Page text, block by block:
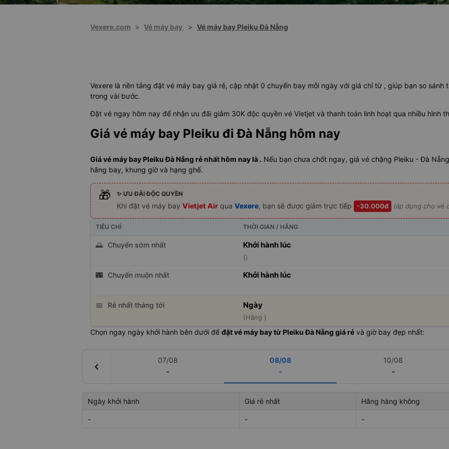
Vexere.com > Vé máy bay > Vé máy bay Pleiku Đà Nẵng
Vexere là nền tảng đặt vé máy bay giá rẻ, cập nhật 0 chuyến bay mỗi ngày với giá chỉ từ , giúp bạn so sánh
trong vài bước.
Đặt vé ngay hôm nay để nhận ưu đãi giảm 30K độc quyền vé Vietjet và thanh toán linh hoạt qua nhiều hình
Giá vé máy bay Pleiku đi Đà Nẵng hôm nay
Giá vé máy bay Pleiku Đà Nẵng rẻ nhất hôm nay là . Nếu bạn chưa chốt ngay, giá vé chặng Pleiku - Đà
hãng bay, khung giờ và hạng ghế.
🎁 ✨ ƯU ĐÃI ĐỘC QUYỀN
Khi đặt vé máy bay Vietjet Air qua Vexere, bạn sẽ được giảm trực tiếp -30.000đ (áp dụng cho vé
TIÊU CHÍ THỜI GIAN / HÃNG
🌅 Chuyến sớm nhất Khởi hành lúc
()
🌃 Chuyến muộn nhất Khởi hành lúc
📅 Rẻ nhất tháng tới Ngày
(Hãng )
Chọn ngay ngày khởi hành bên dưới để đặt vé máy bay từ Pleiku Đà Nẵng giá rẻ và giờ bay đẹp nhất:
chevron_left
07/08
-
08/08
-
10/08
-
Ngày khởi hành Giá rẻ nhất Hãng hàng không
- - -